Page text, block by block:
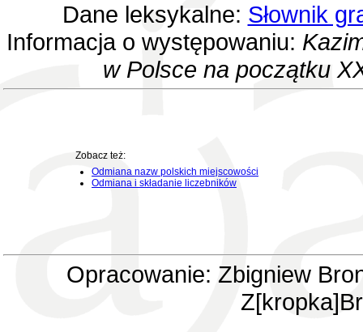
Dane leksykalne: Słownik
Informacja o występowaniu:
w Polsce na początku
Zobacz też:
Odmiana nazw polskich miejscowości
Odmiana i składanie liczebników
Opracowanie: Zbigniew